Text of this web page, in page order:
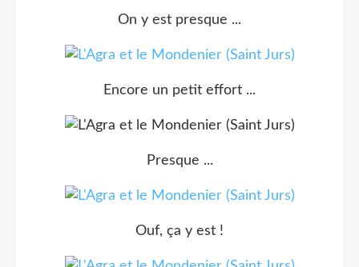
On y est presque ...
Encore un petit effort ...
Presque ...
Ouf, ça y est !